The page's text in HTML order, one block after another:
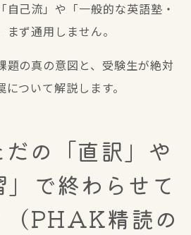
自己流」や「一般的な英語塾・
ず通用しません。
題の真の意図と、受験生が絶対
ついて解説します。
の「直訳」や
」で終わらせて
（PHAK精読の